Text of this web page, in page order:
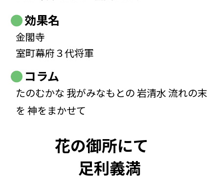
効果名
金閣寺
室町幕府３代将軍
コラム
たのむかな 我がみなもとの 岩清水 流れの末
を 神をまかせて
花の御所にて
足利義満